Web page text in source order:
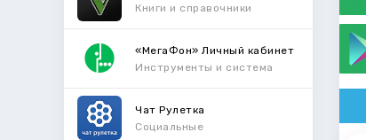
Книги и справочники
«МегаФон» Личный кабинет
Инструменты и система
Чат Рулетка
Социальные